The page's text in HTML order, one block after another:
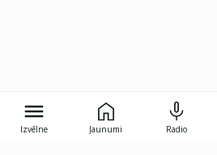
Izvēlne Jaunumi Radio